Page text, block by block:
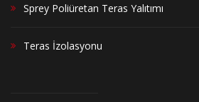
Sprey Poliüretan Teras Yalıtımı
Teras İzolasyonu